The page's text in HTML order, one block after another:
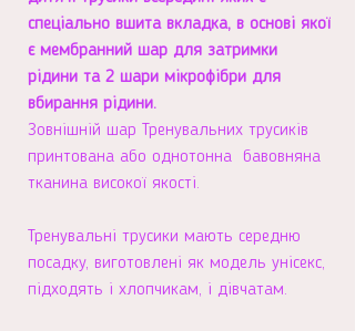
спеціально вшита вкладка, в основі якої
є мембранний шар для затримки
рідини та 2 шари мікрофібри для
вбирання рідини.
Зовнішній шар Тренувальних трусиків
принтована або однотонна бавовняна
тканина високої якості.
Тренувальні трусики мають середню
посадку, виготовлені як модель унісекс,
підходять і хлопчикам, і дівчатам.